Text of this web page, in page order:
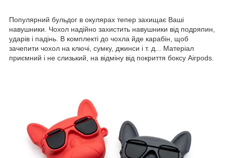
Популярний бульдог в окулярах тепер захищає Ваші
навушники. Чохол надійно захистить навушники від подряпин,
ударів і падінь. В комплекті до чохла йде карабін, щоб
зачепити чохол на ключі, сумку, джинси і т. д... Матеріал
приємний і не слизький, на відміну від покриття боксу Airpods.